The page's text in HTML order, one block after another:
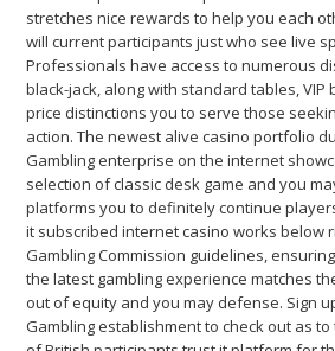
stretches nice rewards to help you each
will current participants just who see live
Professionals have access to numerous
black-jack, along with standard tables, VIP
price distinctions you to serve those
action. The newest alive casino portfolio
Gambling enterprise on the internet
selection of classic desk game and you
platforms you to definitely continue
it subscribed internet casino works below
Gambling Commission guidelines,
the latest gambling experience matches
out of equity and you may defense. Sign
Gambling establishment to check out as